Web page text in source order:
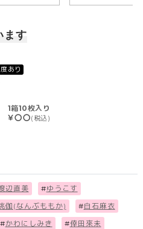
ます
度あり
1箱10枚入り
￥〇〇(税込)
辺直美 #ゆうこす
伽(なんぶももか) #白石麻衣
#かわにしみき #倖田來未